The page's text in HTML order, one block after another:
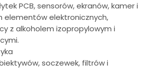
PCB, sensorów, ekranów, kamer i
elementów elektronicznych,
z alkoholem izopropylowym i
soczewek, filtrów i